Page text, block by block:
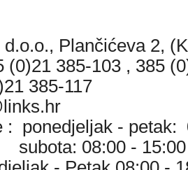
Plančićeva 2,
(0)21 385-103 , 385
385-117
:
ponedjeljak -
- 15:00